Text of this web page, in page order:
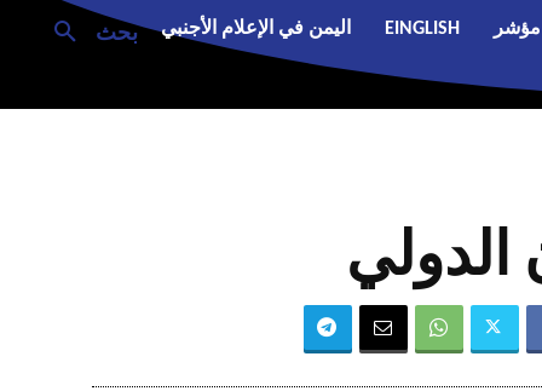
بحث مؤشر EINGLISH اليمن في الإعلام الأجنبي
الدولي